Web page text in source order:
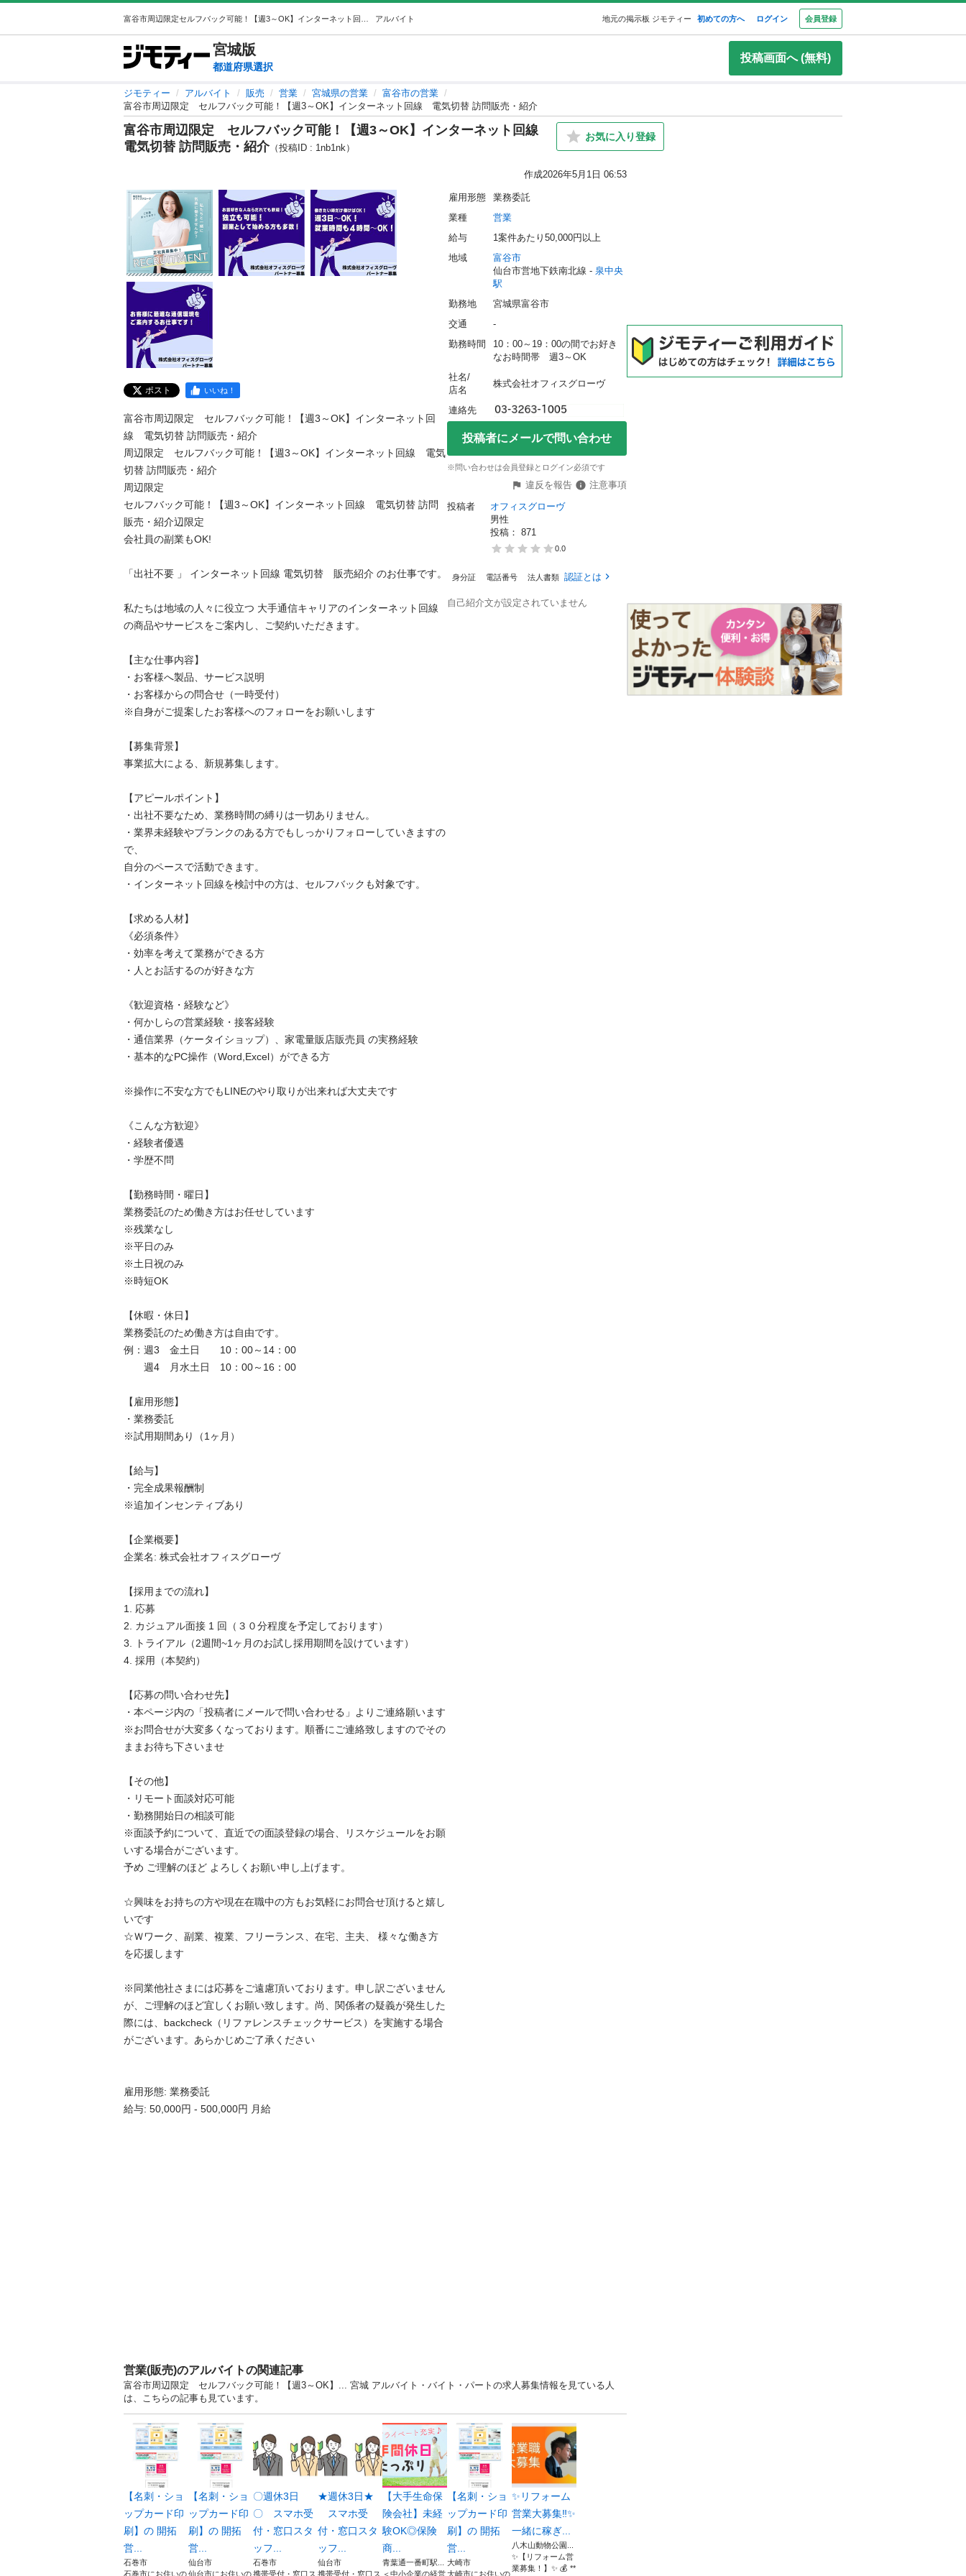
アルバイト 地元の掲示板 ジモティー 初めての方へ ログイン 会員登録
宮城版
都道府県選択
投稿画面へ (無料)
ジモティー アルバイト 販売 営業 宮城県の営業
富谷市の営業
富谷市周辺限定 セルフバック可能！【週3～OK】インターネット回線 電気切替 訪問販売・紹介
富谷市周辺限定 セルフバック可能！【週3～OK】インターネット回線
電気切替 訪問販売・紹介（投稿ID : 1nb1nk）
お気に入り登録
作成2026年5月1日 06:53
ポスト いいね！
富谷市周辺限定　セルフバック可能！【週3～OK】インターネット回
線　電気切替 訪問販売・紹介
周辺限定　セルフバック可能！【週3～OK】インターネット回線　電気
切替 訪問販売・紹介
周辺限定
セルフバック可能！【週3～OK】インターネット回線　電気切替 訪問
販売・紹介辺限定
会社員の副業もOK!
「出社不要 」 インターネット回線 電気切替　販売紹介 のお仕事です。
私たちは地域の人々に役立つ 大手通信キャリアのインターネット回線
の商品やサービスをご案内し、ご契約いただきます。
【主な仕事内容】
・お客様へ製品、サービス説明
・お客様からの問合せ（一時受付）
※自身がご提案したお客様へのフォローをお願いします
【募集背景】
事業拡大による、新規募集します。
【アピールポイント】
・出社不要なため、業務時間の縛りは一切ありません。
・業界未経験やブランクのある方でもしっかりフォローしていきますの
で、
自分のペースで活動できます。
・インターネット回線を検討中の方は、セルフバックも対象です。
【求める人材】
《必須条件》
・効率を考えて業務ができる方
・人とお話するのが好きな方
《歓迎資格・経験など》
・何かしらの営業経験・接客経験
・通信業界（ケータイショップ）、家電量販店販売員 の実務経験
・基本的なPC操作（Word,Excel）ができる方
※操作に不安な方でもLINEのやり取りが出来れば大丈夫です
《こんな方歓迎》
・経験者優遇
・学歴不問
【勤務時間・曜日】
業務委託のため働き方はお任せしています
※残業なし
※平日のみ
※土日祝のみ
※時短OK
【休暇・休日】
業務委託のため働き方は自由です。
例：週3　金土日　　10：00～14：00
週4　月水土日　10：00～16：00
【雇用形態】
・業務委託
※試用期間あり（1ヶ月）
【給与】
・完全成果報酬制
※追加インセンティブあり
【企業概要】
企業名: 株式会社オフィスグローヴ
【採用までの流れ】
1. 応募
2. カジュアル面接 1 回（３０分程度を予定しております）
3. トライアル（2週間~1ヶ月のお試し採用期間を設けています）
4. 採用（本契約）
【応募の問い合わせ先】
・本ページ内の「投稿者にメールで問い合わせる」よりご連絡願います
※お問合せが大変多くなっております。順番にご連絡致しますのでその
ままお待ち下さいませ
【その他】
・リモート面談対応可能
・勤務開始日の相談可能
※面談予約について、直近での面談登録の場合、リスケジュールをお願
いする場合がございます。
予め ご理解のほど よろしくお願い申し上げます。
☆興味をお持ちの方や現在在職中の方もお気軽にお問合せ頂けると嬉し
いです
☆Ｗワーク、副業、複業、フリーランス、在宅、主夫、 様々な働き方
を応援します
※同業他社さまには応募をご遠慮頂いております。申し訳ございません
が、ご理解のほど宜しくお願い致します。尚、関係者の疑義が発生した
際には、backcheck（リファレンスチェックサービス）を実施する場合
がございます。あらかじめご了承ください
雇用形態: 業務委託
給与: 50,000円 - 500,000円 月給
雇用形態
業務委託
業種
営業
給与
1案件あたり50,000円以上
地域
富谷市
仙台市営地下鉄南北線 - 泉中央
駅
勤務地
宮城県富谷市
交通
-
勤務時間
10：00～19：00の間でお好き
なお時間帯　週3～OK
社名/
店名
株式会社オフィスグローヴ
連絡先
投稿者にメールで問い合わせ
※問い合わせは会員登録とログイン必須です
違反を報告
注意事項
投稿者
オフィスグローヴ
男性
投稿： 871
0.0
身分証 電話番号 法人書類 認証とは
自己紹介文が設定されていません
営業(販売)のアルバイトの関連記事
富谷市周辺限定 セルフバック可能！【週3～OK】... 宮城 アルバイト・バイト・パートの求人募集情報を見ている人
は、こちらの記事も見ています。
【名刺・ショ
ップカード印
刷】の 開拓
営...
石巻市
石巻市にお住いの
【名刺・ショ
ップカード印
刷】の 開拓
営...
仙台市
仙台市にお住いの
〇週休3日
〇 スマホ受
付・窓口スタ
ッフ...
石巻市
携帯受付・窓口ス
★週休3日★
スマホ受
付・窓口スタ
ッフ...
仙台市
携帯受付・窓口ス
【大手生命保
険会社】未経
験OK◎保険
商...
青葉通一番町駅...
＜中小企業の経営
【名刺・ショ
ップカード印
刷】の 開拓
営...
大崎市
大崎市にお住いの
✨リフォーム
営業大募集‼︎✨
一緒に稼ぎ...
八木山動物公園...
✨【リフォーム営
業募集！】✨ 💰 **